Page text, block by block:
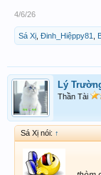
4/6/26
Sá Xị Đinh_Hiệppy81
Lý
Thần Tài
Sá Xị nói: ↑